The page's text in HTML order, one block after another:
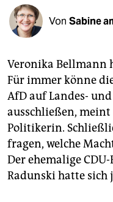
shop
fragen & hilfe
unterstützen
abo
genossenschaft
epaper login
Von Sabine
Veronika Bellmann
Für immer könne
AfD auf Landes-
ausschließen, meint
Politikerin.
fragen, welche
Der ehemalige
Radunski hatte sich